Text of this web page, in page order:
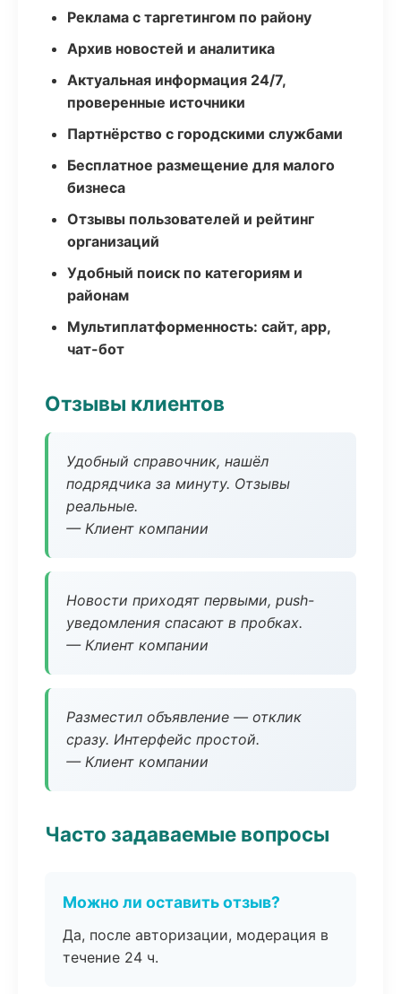
Реклама с таргетингом по району
Архив новостей и аналитика
Актуальная информация 24/7,
проверенные источники
Партнёрство с городскими службами
Бесплатное размещение для малого
бизнеса
Отзывы пользователей и рейтинг
организаций
Удобный поиск по категориям и
районам
Мультиплатформенность: сайт, app,
чат-бот
Отзывы клиентов
Удобный справочник, нашёл
подрядчика за минуту. Отзывы
реальные.
— Клиент компании
Новости приходят первыми, push-
уведомления спасают в пробках.
— Клиент компании
Разместил объявление — отклик
сразу. Интерфейс простой.
— Клиент компании
Часто задаваемые вопросы
Можно ли оставить отзыв?
Да, после авторизации, модерация в
течение 24 ч.